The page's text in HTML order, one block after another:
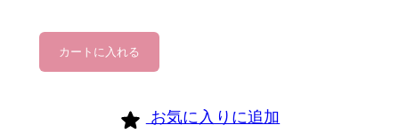
nike
個
カートに入れる
お気に入りに追加